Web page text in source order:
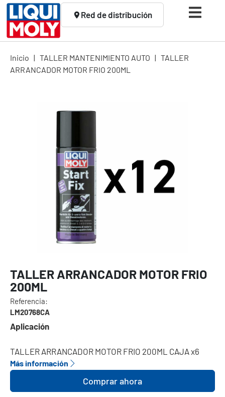
Red de distribución
Inicio | TALLER MANTENIMIENTO AUTO | TALLER
ARRANCADOR MOTOR FRIO 200ML
TALLER ARRANCADOR MOTOR FRIO
200ML
Referencia:
LM20768CA
Aplicación
TALLER ARRANCADOR MOTOR FRIO 200ML CAJA x6
Más información
Comprar ahora